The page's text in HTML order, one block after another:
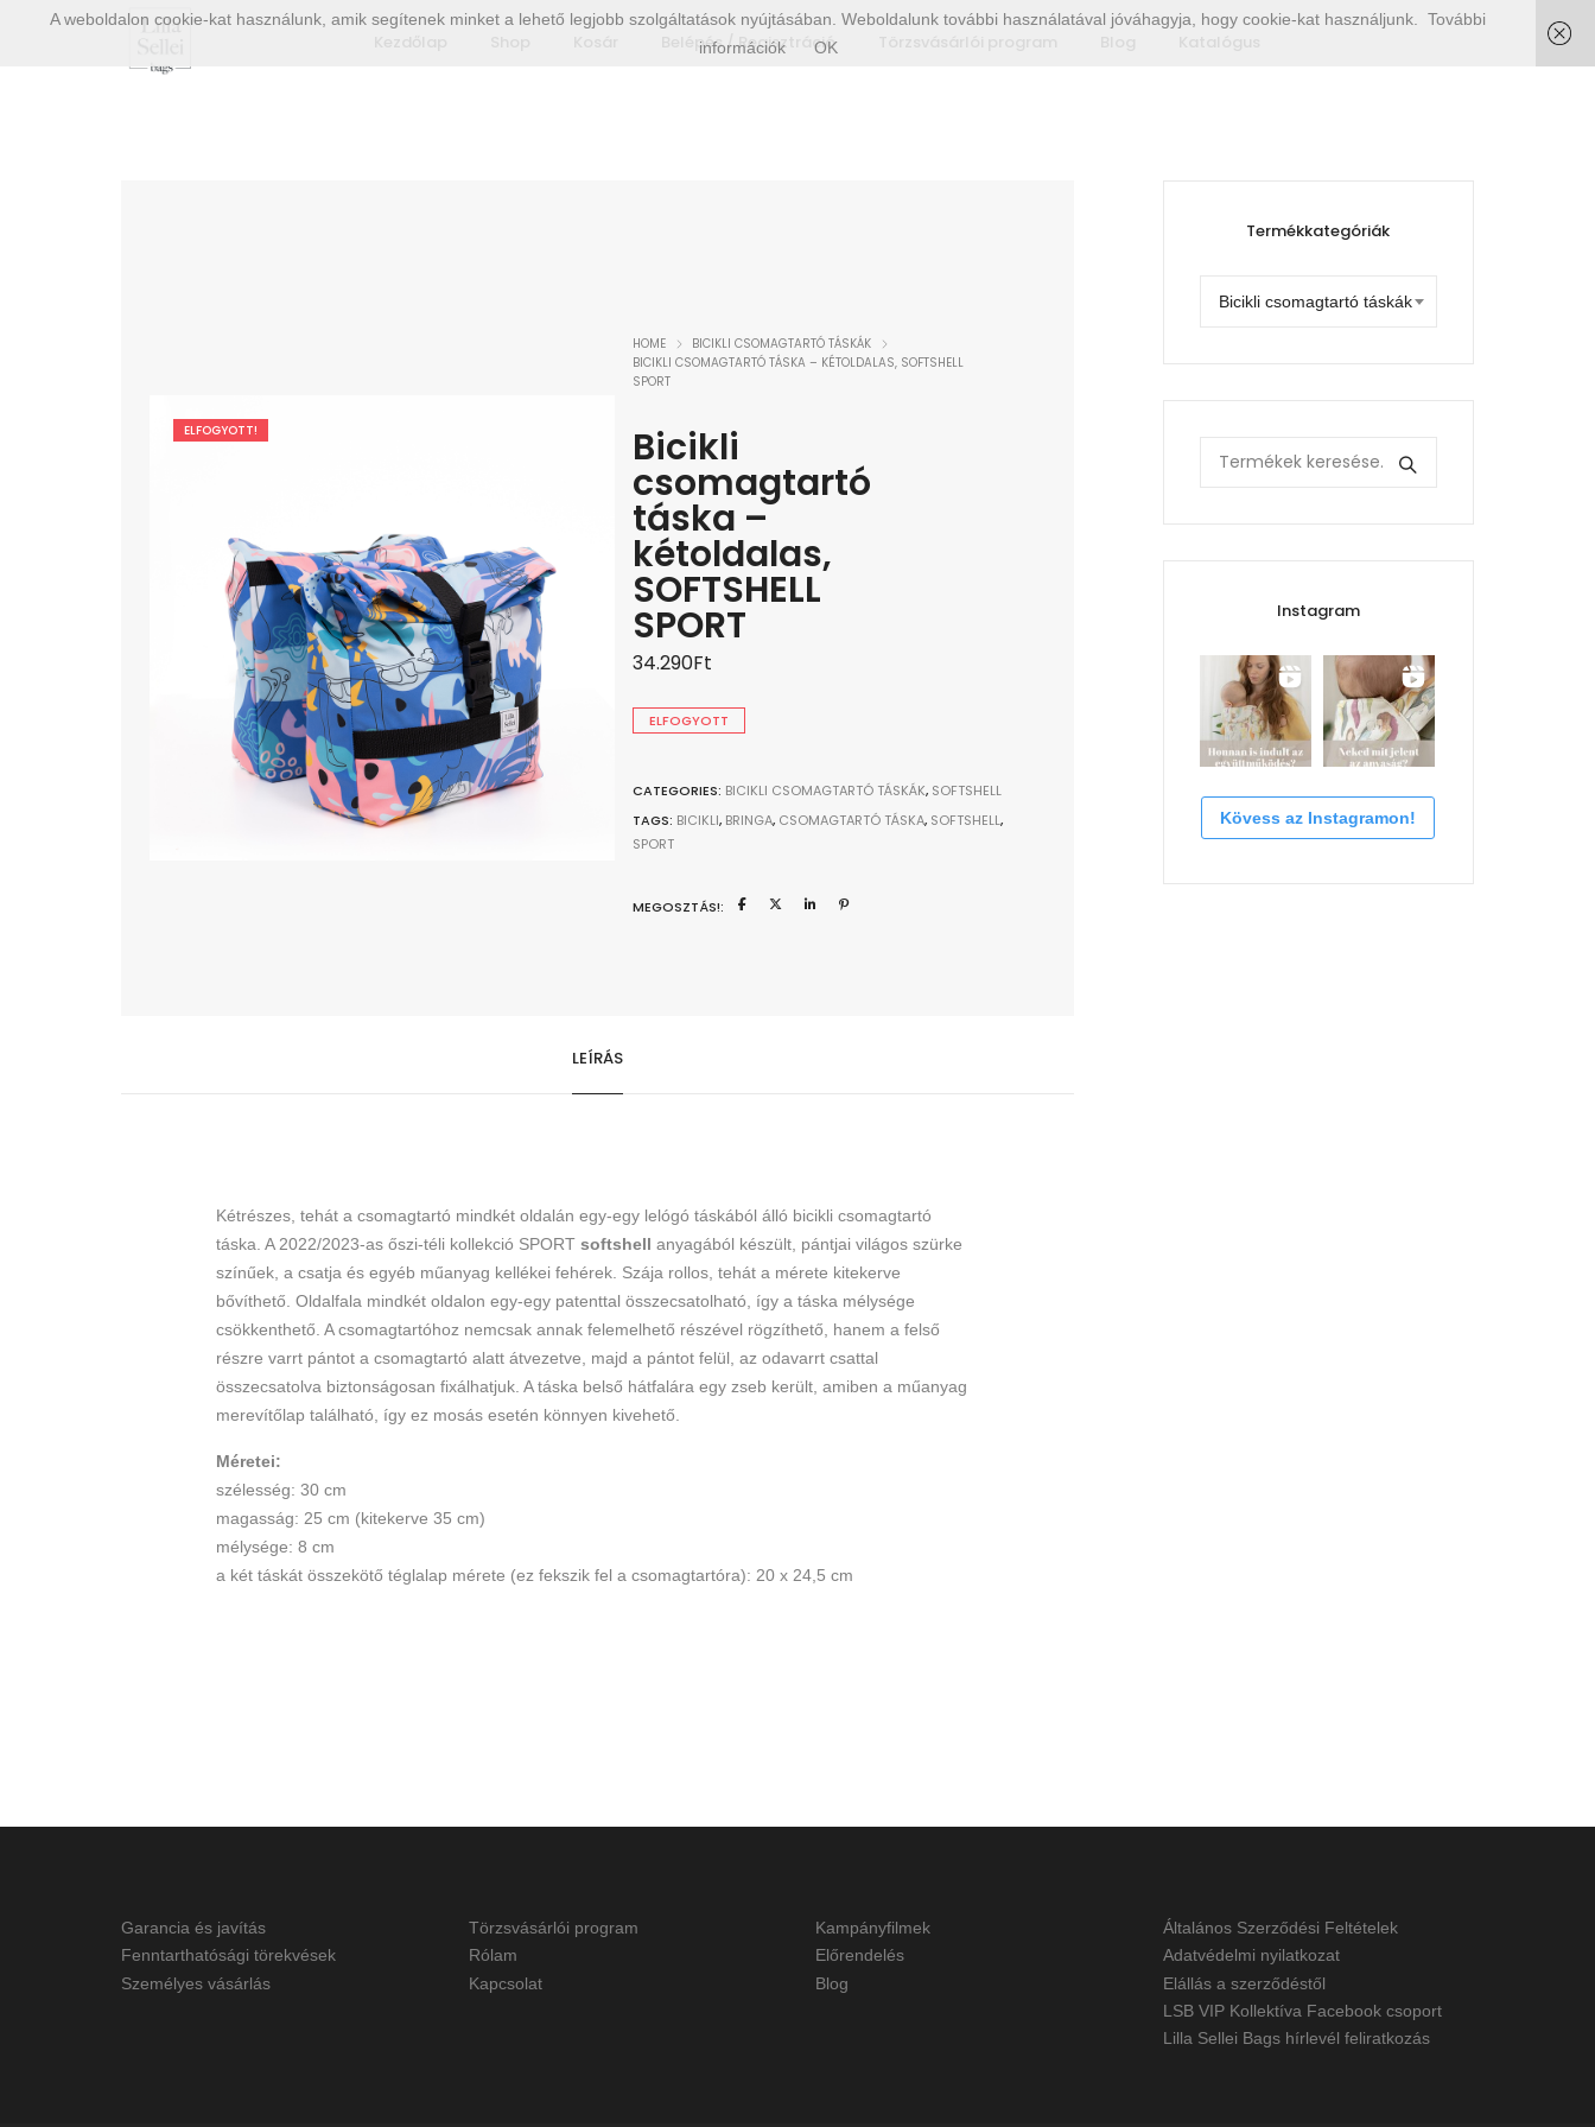
Belépés / Regisztráció
ELFOGYOTT!
HOME
BICIKLI CSOMAGTARTÓ TÁSKÁK
BICIKLI CSOMAGTARTÓ TÁSKA – KÉTOLDALAS, SOFTSHELL
SPORT
Bicikli
csomagtartó
táska –
kétoldalas,
SOFTSHELL
SPORT
34.290Ft
ELFOGYOTT
CATEGORIES: BICIKLI CSOMAGTARTÓ TÁSKÁK, SOFTSHELL
TAGS: BICIKLI, BRINGA, CSOMAGTARTÓ TÁSKA, SOFTSHELL,
SPORT
MEGOSZTÁS!:
LEÍRÁS
Kétrészes, tehát a csomagtartó mindkét oldalán egy-egy lelógó táskából álló bicikli csomagtartó
táska. A 2022/2023-as őszi-téli kollekció SPORTsoftshellanyagából készült, pántjai világos szürke
színűek, a csatja és egyéb műanyag kellékei fehérek. Szája rollos, tehát a mérete kitekerve
bővíthető. Oldalfala mindkét oldalon egy-egy patenttal összecsatolható, így a táska mélysége
csökkenthető. A csomagtartóhoz nemcsak annak felemelhető részével rögzíthető, hanem a felső
részre varrt pántot a csomagtartó alatt átvezetve, majd a pántot felül, az odavarrt csattal
összecsatolva biztonságosan fixálhatjuk. A táska belső hátfalára egy zseb került, amiben a műanyag
merevítőlap található, így ez mosás esetén könnyen kivehető.
Méretei:
szélesség: 30 cm
magasság: 25 cm (kitekerve 35 cm)
mélysége: 8 cm
a két táskát összekötő téglalap mérete (ez fekszik fel a csomagtartóra): 20 x 24,5 cm
Termékkategóriák
Bicikli csomagtartó táskák
for:
Instagram
Kövess az Instagramon!
Garancia és javítás
Fenntarthatósági törekvések
Személyes vásárlás
Törzsvásárlói program
Rólam
Kapcsolat
Kampányfilmek
Előrendelés
Blog
Általános Szerződési Feltételek
Adatvédelmi nyilatkozat
Elállás a szerződéstől
LSB VIP Kollektíva Facebook csoport
Lilla Sellei Bags hírlevél feliratkozás
A weboldalon cookie-kat használunk, amik segítenek minket a lehető legjobb szolgáltatások nyújtásában. Weboldalunk további használatával jóváhagyja, hogy cookie-kat használjunk.
További
információk
OK